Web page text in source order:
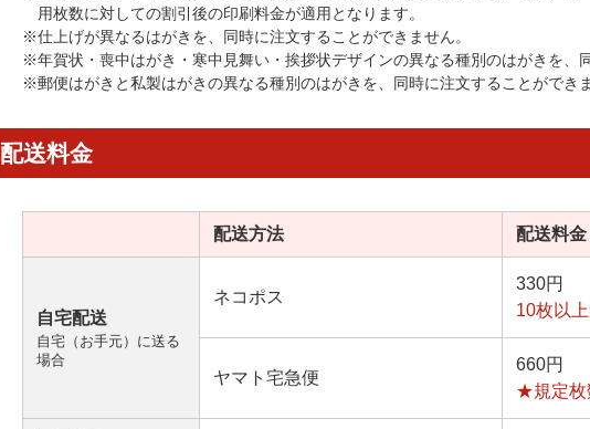
用枚数に対しての割引後の印刷料金が適用となります。
※仕上げが異なるはがきを、同時に注文することができません。
※年賀状・喪中はがき・寒中見舞い・挨拶状デザインの異なる種別のはがきを、
※郵便はがきと私製はがきの異なる種別のはがきを、同時に注文することができ
配送料金
配送方法 配送料金
自宅配送
自宅（お手元）に送る
場合
ネコポス
330円
10枚以
ヤマト宅急便
660円
★規定枚